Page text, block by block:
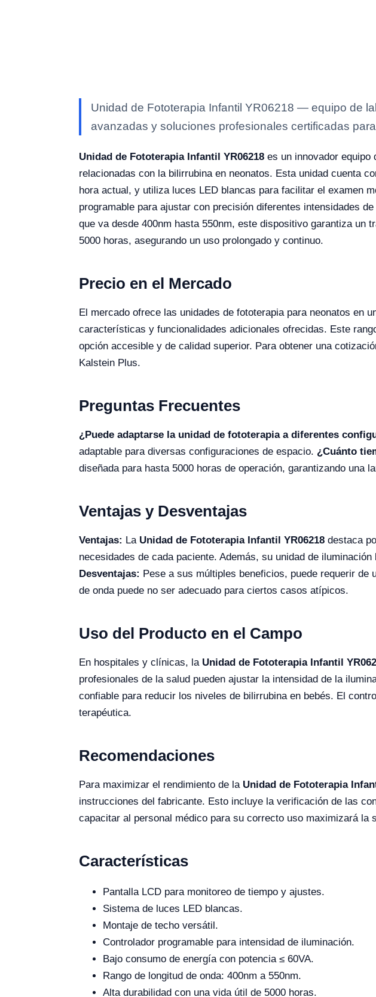
Unidad de Fototerapia Infantil YR06218 — equipo de
avanzadas y soluciones profesionales certificadas
Unidad de Fototerapia Infantil YR06218 es un innovador equipo
relacionadas con la bilirrubina en neonatos. Esta unidad cuenta
hora actual, y utiliza luces LED blancas para facilitar el examen
programable para ajustar con precisión diferentes intensidades
que va desde 400nm hasta 550nm, este dispositivo garantiza un
5000 horas, asegurando un uso prolongado y continuo.
Precio en el Mercado
El mercado ofrece las unidades de fototerapia para neonatos en
características y funcionalidades adicionales ofrecidas. Este
opción accesible y de calidad superior. Para obtener una
Kalstein Plus.
Preguntas Frecuentes
¿Puede adaptarse la unidad de fototerapia a diferentes
adaptable para diversas configuraciones de espacio. ¿Cuánto
diseñada para hasta 5000 horas de operación, garantizando una
Ventajas y Desventajas
Ventajas: La Unidad de Fototerapia Infantil YR06218 destaca
necesidades de cada paciente. Además, su unidad de
Desventajas: Pese a sus múltiples beneficios, puede requerir
de onda puede no ser adecuado para ciertos casos atípicos.
Uso del Producto en el Campo
En hospitales y clínicas, la Unidad de Fototerapia Infantil
profesionales de la salud pueden ajustar la intensidad de la
confiable para reducir los niveles de bilirrubina en bebés. El
terapéutica.
Recomendaciones
Para maximizar el rendimiento de la Unidad de Fototerapia
instrucciones del fabricante. Esto incluye la verificación de las
capacitar al personal médico para su correcto uso maximizará la
Características
Pantalla LCD para monitoreo de tiempo y ajustes.
Sistema de luces LED blancas.
Montaje de techo versátil.
Controlador programable para intensidad de iluminación.
Bajo consumo de energía con potencia ≤ 60VA.
Rango de longitud de onda: 400nm a 550nm.
Alta durabilidad con una vida útil de 5000 horas.